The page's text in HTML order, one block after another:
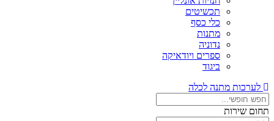
תכשיטים
כלי כסף
מתנות
נדוניה
ספרים ויודאיקה
ביגוד
לערכות מתנה לכלה
תחום שירות